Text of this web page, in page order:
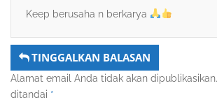
Keep berusaha n berkarya
TINGGALKAN BALASAN
Alamat email Anda tidak akan dipublikasikan.
ditandai *